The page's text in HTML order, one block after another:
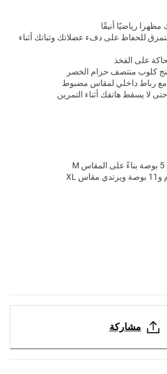
رياضيًا أنيقًا
للحفاظ على دفء عضلاتك وثباتك أثناء
على الفخذ
كلوب منتصف حزام الخصر
رباط داخلي لمقاس مضبوط
لا يسقط هاتفك أثناء التمرين
مشاركة